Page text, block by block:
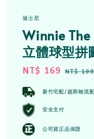
迪士尼
Winnie
立體球型拼
Sale
NT$ 169 NT$ 199
新竹宅配/超商物流
安全支付
公司貨正品保證